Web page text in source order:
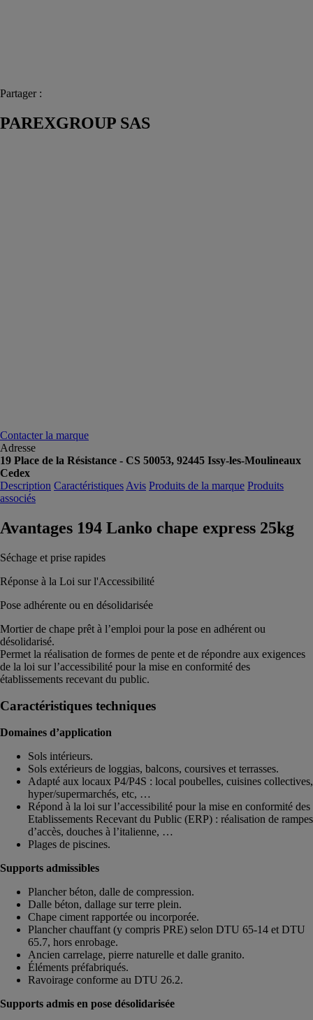
Partager :
PAREXGROUP SAS
Contacter la marque
Adresse
19 Place de la Résistance - CS 50053, 92445 Issy-les-Moulineaux
Cedex
Description Caractéristiques Avis Produits de la marque Produits
associés
Avantages 194 Lanko chape express 25kg
Séchage et prise rapides
Réponse à la Loi sur l'Accessibilité
Pose adhérente ou en désolidarisée
Mortier de chape prêt à l’emploi pour la pose en adhérent ou
désolidarisé.
Permet la réalisation de formes de pente et de répondre aux exigences
de la loi sur l’accessibilité pour la mise en conformité des
établissements recevant du public.
Caractéristiques techniques
Domaines d’application
Sols intérieurs.
Sols extérieurs de loggias, balcons, coursives et terrasses.
Adapté aux locaux P4/P4S : local poubelles, cuisines collectives,
hyper/supermarchés, etc, …
Répond à la loi sur l’accessibilité pour la mise en conformité des
Etablissements Recevant du Public (ERP) : réalisation de rampes
d’accès, douches à l’italienne, …
Plages de piscines.
Supports admissibles
Plancher béton, dalle de compression.
Dalle béton, dallage sur terre plein.
Chape ciment rapportée ou incorporée.
Plancher chauffant (y compris PRE) selon DTU 65-14 et DTU
65.7, hors enrobage.
Ancien carrelage, pierre naturelle et dalle granito.
Éléments préfabriqués.
Ravoirage conforme au DTU 26.2.
Supports admis en pose désolidarisée